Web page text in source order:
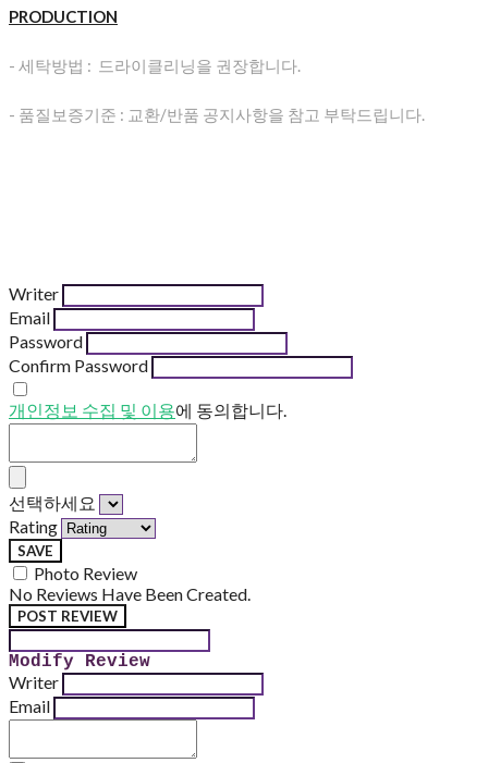
PRODUCTION
- 세탁방법 : 드라이클리닝을 권장합니다.
- 품질보증기준 : 교환/반품 공지사항을 참고 부탁드립니다.
Writer
Email
Password
Confirm Password
개인정보 수집 및 이용에 동의합니다.
선택하세요
Rating
SAVE
Photo Review
No Reviews Have Been Created.
POST REVIEW
Modify Review
Writer
Email